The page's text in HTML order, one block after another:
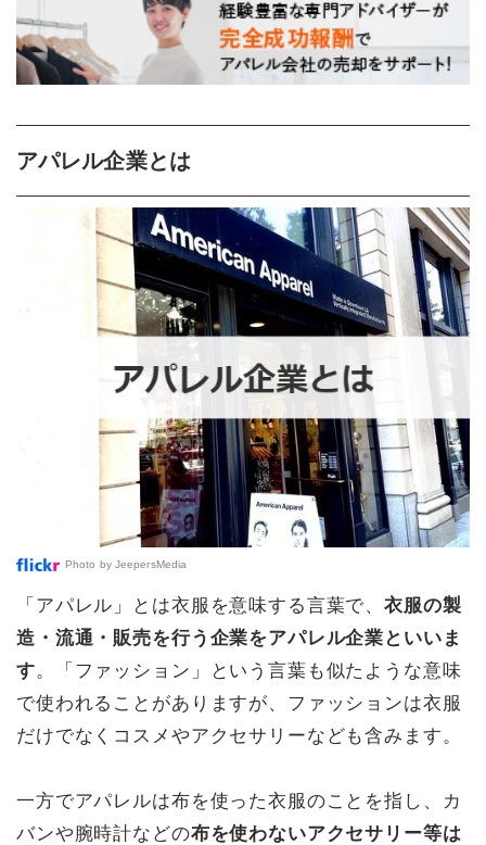
アパレル企業とは
Photo by JeepersMedia
「アパレル」とは衣服を意味する言葉で、衣服の製
造・流通・販売を行う企業をアパレル企業といいま
す。「ファッション」という言葉も似たような意味
で使われることがありますが、ファッションは衣服
だけでなくコスメやアクセサリーなども含みます。
一方でアパレルは布を使った衣服のことを指し、カ
バンや腕時計などの布を使わないアクセサリー等は